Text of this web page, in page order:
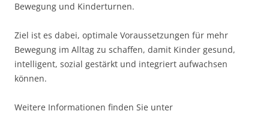
Bewegung und Kinderturnen.
Ziel ist es dabei, optimale Voraussetzungen für mehr
Bewegung im Alltag zu schaffen, damit Kinder gesund,
intelligent, sozial gestärkt und integriert aufwachsen
können.
Weitere Informationen finden Sie unter